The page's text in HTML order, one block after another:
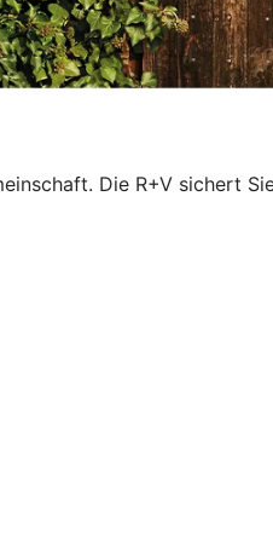
Die R+V sichert